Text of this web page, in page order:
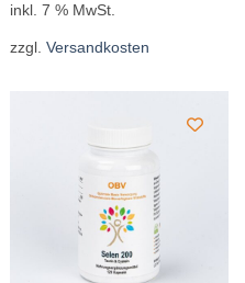
inkl. 7 % MwSt.
zzgl. Versandkosten